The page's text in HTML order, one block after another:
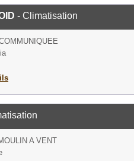
- Climatisation
A VENT